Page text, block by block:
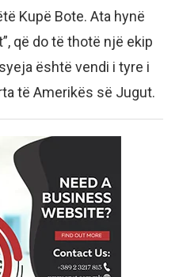
Kupë Bote. Ata hynë
që do të thotë një ekip
është vendi i tyre i
të Amerikës së Jugut.